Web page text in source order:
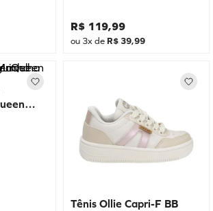
R$ 119,99
ou 3x de R$ 39,99
Tênis Ollie Capri-F BB